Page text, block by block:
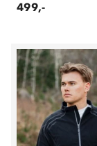
499,-